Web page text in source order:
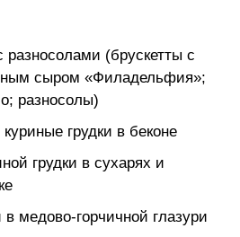
разносолами (брускетты с
сыром «Филадельфия»;
разносолы)
грудки в беконе
грудки в сухарях и
в медово-горчичной глазури